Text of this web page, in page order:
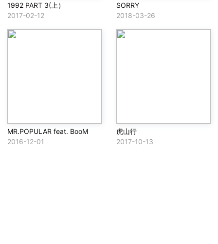
1992 PART 3(上）
2017-02-12
SORRY
2018-03-26
MR.POPULAR feat. BooM
2016-12-01
虎山行
2017-10-13